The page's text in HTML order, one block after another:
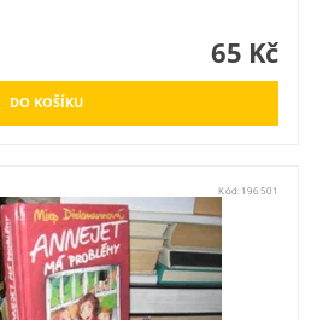
65 Kč
Kód: 196501